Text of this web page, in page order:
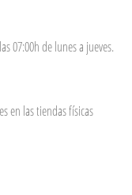
07:00h de lunes a jueves.
en las tiendas físicas